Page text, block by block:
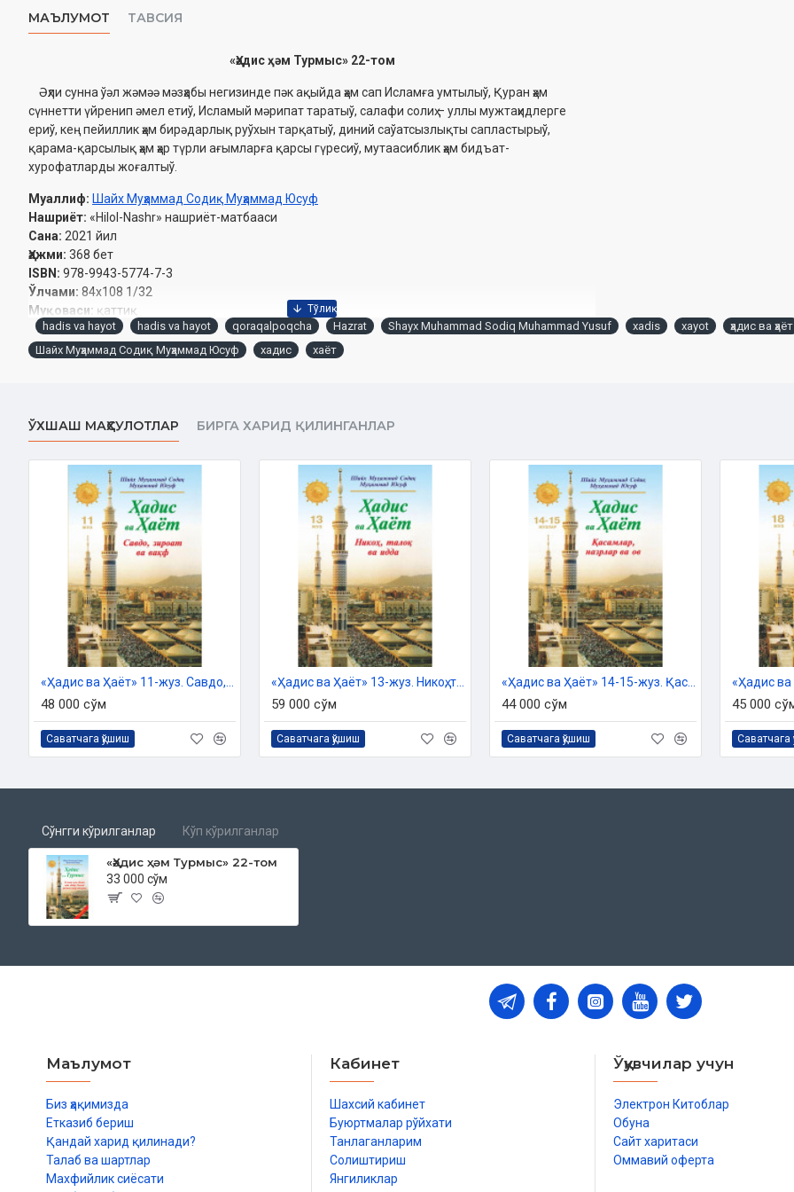
МАЪЛУМОТ ТАВСИЯ
«Ҳәдис ҳәм Турмыс» 22-том
Əҳли сунна ўәл жəмəə мәзҳабы негизинде пәк ақыйда ҳәм сап Исламға умтылыў, Қуран ҳәм
сүннетти үйренип әмел етиў, Исламый мәрипат таратыў, салафи солиҳ – уллы мужтаҳидлерге
ериў, кең пейиллик ҳәм бирәдарлық руўхын тарқатыў, диний саўатсызлықты сапластырыў,
қарама-қарсылық ҳәм ҳәр түрли ағымларға қарсы гүресиў, мутаасиблик ҳәм бидъат-
хурофатларды жоғалтыў.
Муаллиф: Шайх Муҳаммад Содиқ Муҳаммад Юсуф
Нашриёт: «Hilol-Nashr» нашриёт-матбааси
Сана: 2021 йил
Ҳажми: 368 бет
ISBN: 978-9943-5774-7-3
Ўлчами: 84х108 1/32
Муқоваси: қаттиқ
Ўзбекистон Республикаси Вазирлар Маҳкамаси ҳузуридаги Дин ишлари бўйича қўмитанинг 2020
hadis va hayot hadis va hayot qoraqalpoqcha Hazrat Shayx Muhammad Sodiq Muhammad Yusuf xadis xayot
ҳадис ва ҳаёт
Шайх Муҳаммад Содиқ Муҳаммад Юсуф
хадис хаёт
ЎХШАШ МАҲСУЛОТЛАР БИРГА ХАРИД ҚИЛИНГАНЛАР
48 000 сўм
Саватчага қўшиш
59 000 сўм
Саватчага қўшиш
44 000 сўм
Саватчага қўшиш
45 000
Саватчага
Сўнгги кўрилганлар Кўп кўрилганлар
«Ҳәдис ҳәм Турмыс» 22-том
33 000 сўм
Маълумот
Биз ҳақимизда
Етказиб бериш
Қандай харид қилинади?
Талаб ва шартлар
Махфийлик сиёсати
Кабинет
Шахсий кабинет
Буюртмалар рўйхати
Танлаганларим
Солиштириш
Янгиликлар
Ўқувчилар учун
Электрон Китоблар
Обуна
Сайт харитаси
Оммавий оферта